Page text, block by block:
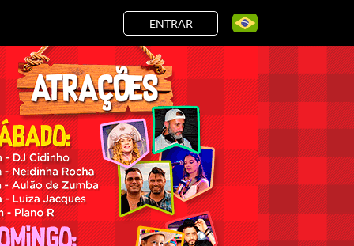
ENTRAR